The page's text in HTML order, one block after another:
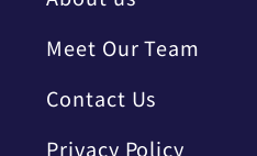
Meet Our Team
Contact Us
Privacy Policy